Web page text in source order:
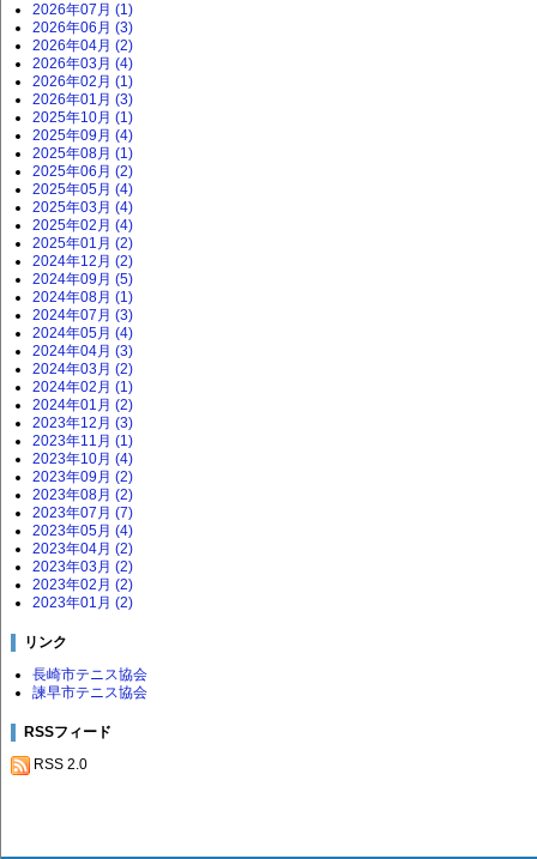
2026年07月 (1)
2026年06月 (3)
2026年04月 (2)
2026年03月 (4)
2026年02月 (1)
2026年01月 (3)
2025年10月 (1)
2025年09月 (4)
2025年08月 (1)
2025年06月 (2)
2025年05月 (4)
2025年03月 (4)
2025年02月 (4)
2025年01月 (2)
2024年12月 (2)
2024年09月 (5)
2024年08月 (1)
2024年07月 (3)
2024年05月 (4)
2024年04月 (3)
2024年03月 (2)
2024年02月 (1)
2024年01月 (2)
2023年12月 (3)
2023年11月 (1)
2023年10月 (4)
2023年09月 (2)
2023年08月 (2)
2023年07月 (7)
2023年05月 (4)
2023年04月 (2)
2023年03月 (2)
2023年02月 (2)
2023年01月 (2)
リンク
長崎市テニス協会
諫早市テニス協会
RSSフィード
RSS 2.0